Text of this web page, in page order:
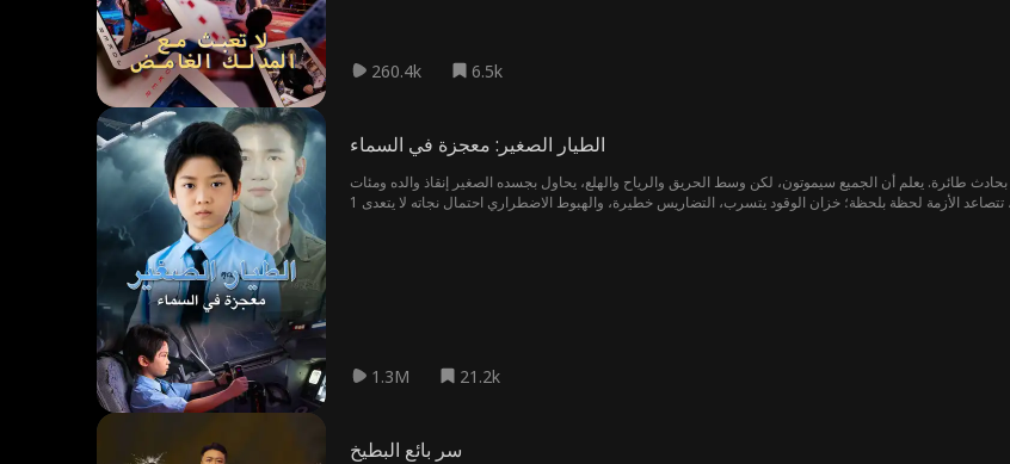
260.4k 6.5k
الطيار الصغير: معجزة في السماء
بحادث طائرة. يعلم أن الجميع سيموتون، لكن وسط الحريق والرياح والهلع، يحاول بجسده الصغير إنقاذ والده ومئات
1.3M 21.2k
سر بائع البطيخ